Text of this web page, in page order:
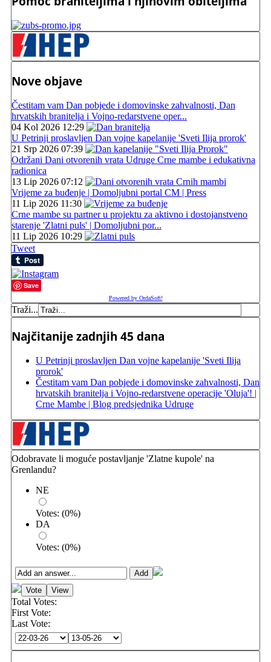
Nove objave
Čestitam vam Dan pobjede i domovinske zahvalnosti, Dan
hrvatskih branitelja i Vojno-redarstvene oper...
04 Kol 2026 12:29
U Petrinji proslavljen Dan vojne kapelanije 'Sveti Ilija prorok'
21 Srp 2026 07:39
Održani Dani otvorenih vrata Udruge Crne mambe i edukativna
radionica
13 Lip 2026 07:12
Vrijeme za buđenje | Domoljubni portal CM | Press
11 Lip 2026 11:30
Crne mambe su partner u projektu za aktivno i dostojanstveno
starenje 'Zlatni puls' | Domoljubni por...
11 Lip 2026 10:29
Tweet
Save
Powered by OrdaSoft!
Traži...
Najčitanije zadnjih 45 dana
U Petrinji proslavljen Dan vojne kapelanije 'Sveti Ilija
prorok'
Čestitam vam Dan pobjede i domovinske zahvalnosti, Dan
hrvatskih branitelja i Vojno-redarstvene operacije 'Oluja'! |
Crne Mambe | Blog predsjednika Udruge
Odobravate li moguće postavljanje 'Zlatne kupole' na
Grenlandu?
NE
Votes: (0%)
DA
Votes: (0%)
Total Votes:
First Vote:
Last Vote: